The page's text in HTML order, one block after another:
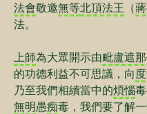
法會敬邀無等北頂法王 （
法。
上師為大眾開示由毗盧遮
的功德利益不可思議，向
乃至我們相續當中的煩惱
無明愚痴毒，我們要了解